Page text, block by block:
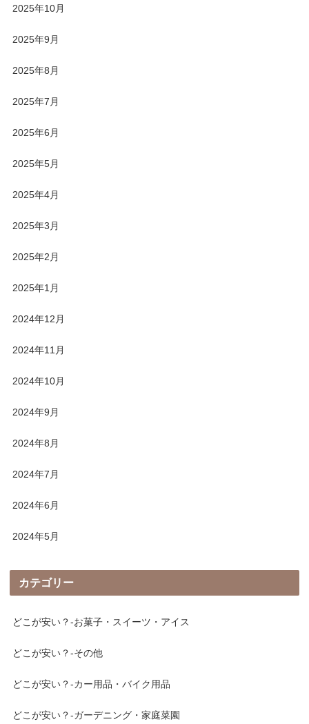
2025年10月
2025年9月
2025年8月
2025年7月
2025年6月
2025年5月
2025年4月
2025年3月
2025年2月
2025年1月
2024年12月
2024年11月
2024年10月
2024年9月
2024年8月
2024年7月
2024年6月
2024年5月
カテゴリー
どこが安い？-お菓子・スイーツ・アイス
どこが安い？-その他
どこが安い？-カー用品・バイク用品
どこが安い？-ガーデニング・家庭菜園